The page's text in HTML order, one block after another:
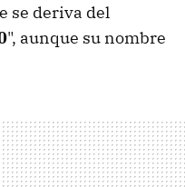
se deriva del
", aunque su nombre